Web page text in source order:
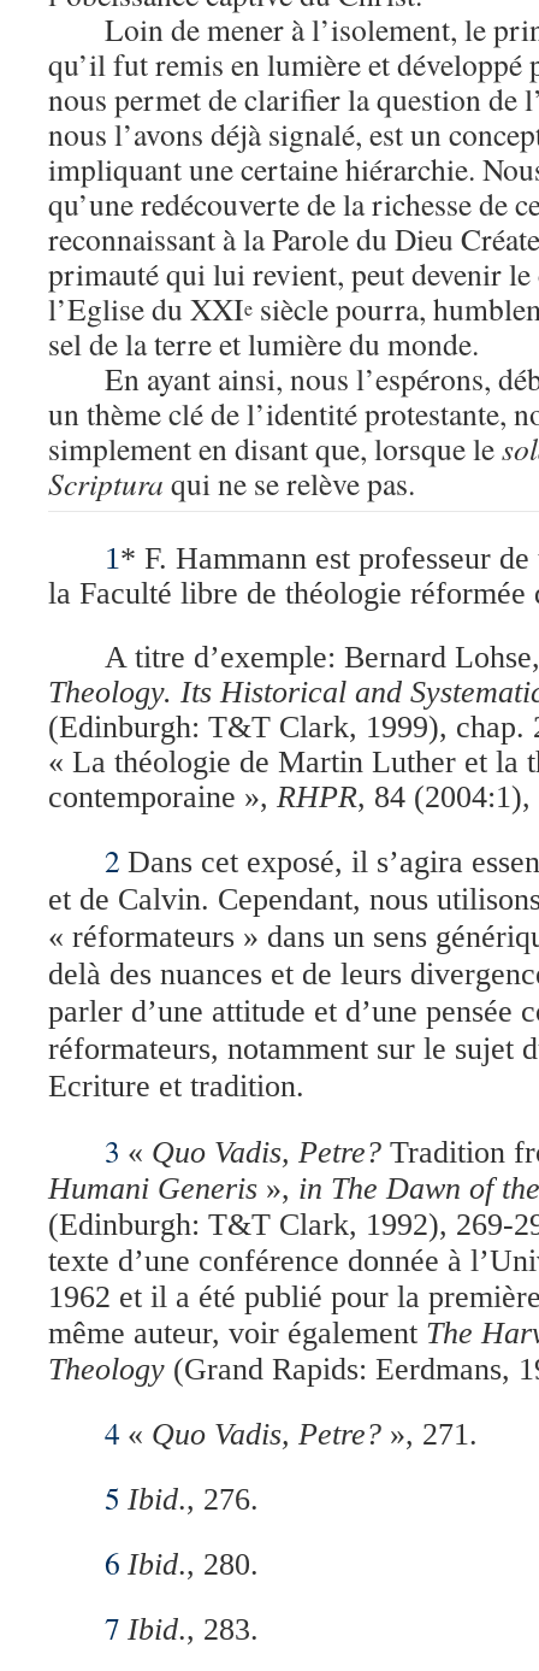
Loin de mener à l’isolement, le
qu’il fut remis en lumière et développé
nous permet de clarifier la question de
nous l’avons déjà signalé, est un
impliquant une certaine hiérarchie.
qu’une redécouverte de la richesse de
reconnaissant à la Parole du Dieu
primauté qui lui revient, peut devenir
l’Eglise du XXIe siècle pourra,
sel de la terre et lumière du monde.
En ayant ainsi, nous l’espérons,
un thème clé de l’identité protestante,
simplement en disant que, lorsque le
Scriptura qui ne se relève pas.
1* F. Hammann est professeur
la Faculté libre de théologie réformée
A titre d’exemple: Bernard
Theology. Its Historical and
(Edinburgh: T&T Clark, 1999), chap.
« La théologie de Martin Luther et la
contemporaine », RHPR, 84
2 Dans cet exposé, il s’agira
et de Calvin. Cependant, nous
« réformateurs » dans un sens
delà des nuances et de leurs
parler d’une attitude et d’une pensée
réformateurs, notamment sur le sujet
Ecriture et tradition.
3 « Quo Vadis, Petre? Tradition
Humani Generis », in The Dawn of
(Edinburgh: T&T Clark, 1992), 269-
texte d’une conférence donnée à
1962 et il a été publié pour la
même auteur, voir également The
Theology (Grand Rapids: Eerdmans,
4 « Quo Vadis, Petre? », 271.
5 Ibid., 276.
6 Ibid., 280.
7 Ibid., 283.